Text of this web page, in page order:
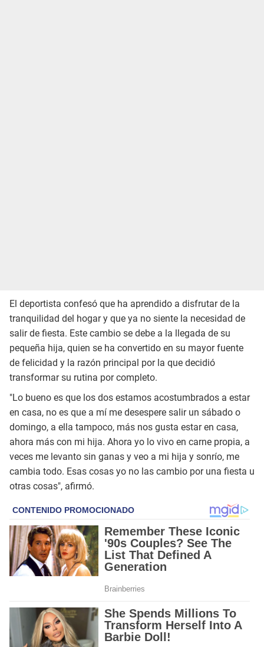
El deportista confesó que ha aprendido a disfrutar de la
tranquilidad del hogar y que ya no siente la necesidad de
salir de fiesta. Este cambio se debe a la llegada de su
pequeña hija, quien se ha convertido en su mayor fuente
de felicidad y la razón principal por la que decidió
transformar su rutina por completo.
"Lo bueno es que los dos estamos acostumbrados a estar
en casa, no es que a mí me desespere salir un sábado o
domingo, a ella tampoco, más nos gusta estar en casa,
ahora más con mi hija. Ahora yo lo vivo en carne propia, a
veces me levanto sin ganas y veo a mi hija y sonrío, me
cambia todo. Esas cosas yo no las cambio por una fiesta u
otras cosas", afirmó.